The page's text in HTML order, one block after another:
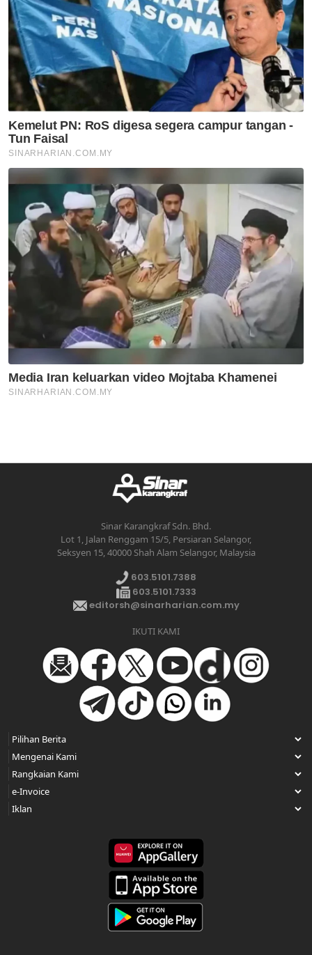
Sinar Karangkraf Sdn. Bhd.
Lot 1, Jalan Renggam 15/5, Persiaran Selangor,
Seksyen 15, 40000 Shah Alam Selangor, Malaysia
603.5101.7388
603.5101.7333
editorsh@sinarharian.com.my
IKUTI KAMI